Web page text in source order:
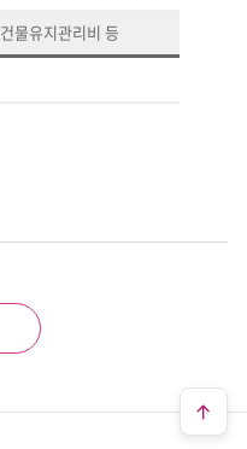
건물유지관리비 등